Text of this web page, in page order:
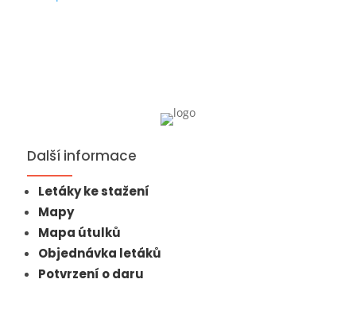
Další informace
Letáky ke stažení
Mapy
Mapa útulků
Objednávka letáků
Potvrzení o daru